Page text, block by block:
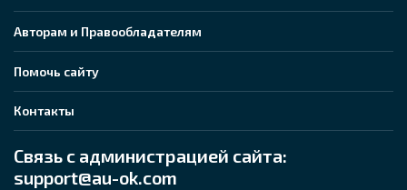
Авторам и Правообладателям
Помочь сайту
Контакты
Связь с администрацией сайта:
support@au-ok.com